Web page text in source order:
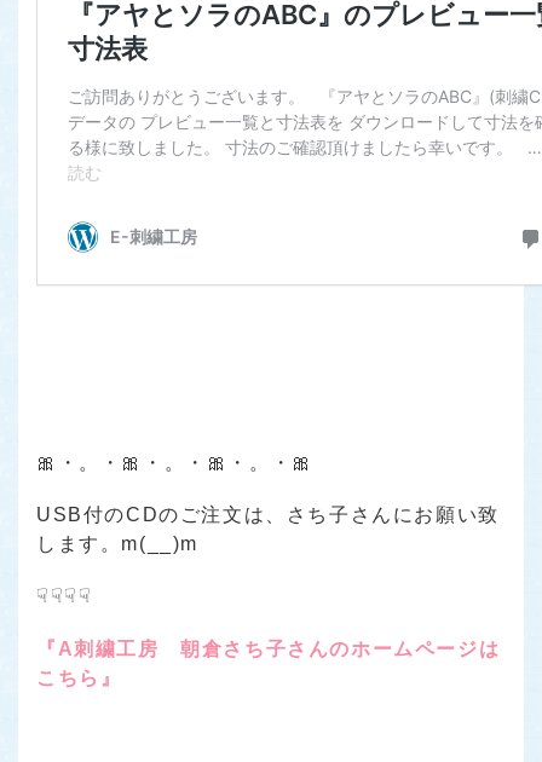
🎀・。・🎀・。・🎀・。・🎀
USB付のCDのご注文は、さち子さんにお願い致
します。m(__)m
☟☟☟☟
『A刺繍工房 朝倉さち子さんのホームページは
こちら』